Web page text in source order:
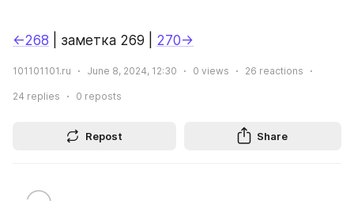
←268 | заметка 269 | 270→
101101101.ru June 8, 2024, 12:30 0 views 26 reactions
24 replies 0 reposts
Repost Share